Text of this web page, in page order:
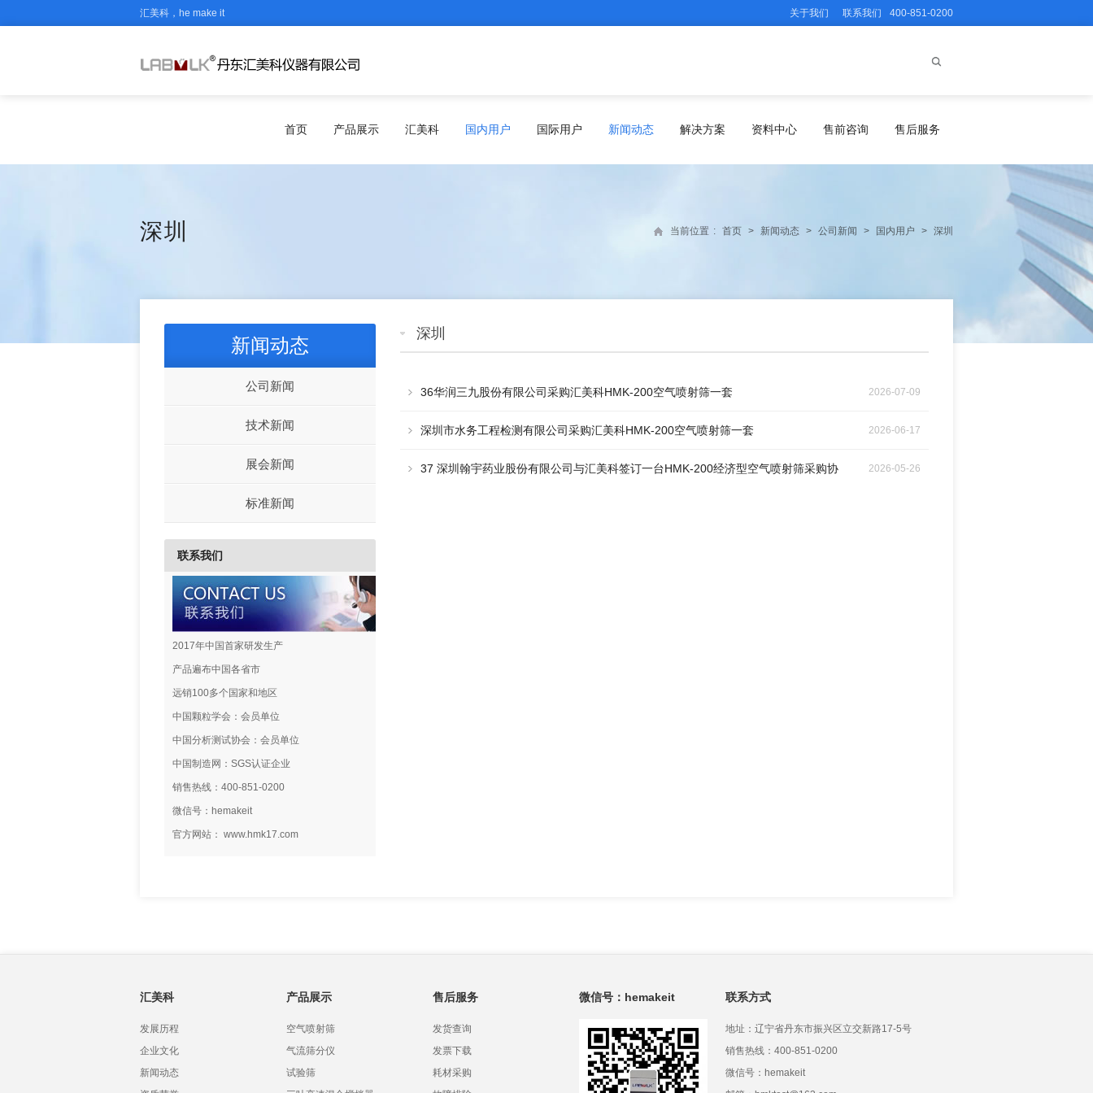
汇美科，he make it 关于我们 联系我们 400-851-0200
首页 产品展示 汇美科 国内用户 国际用户 新闻动态 解决方案 资料中心 售前咨询 售后服务
深圳 当前位置 : 首页 > 新闻动态 > 公司新闻 > 国内用户 > 深圳
深圳
36华润三九股份有限公司采购汇美科HMK-200空气喷射筛一套 2026-07-09
深圳市水务工程检测有限公司采购汇美科HMK-200空气喷射筛一套 2026-06-17
37 深圳翰宇药业股份有限公司与汇美科签订一台HMK-200经济型空气喷射筛采购协 2026-05-26
新闻动态
公司新闻
技术新闻
展会新闻
标准新闻
联系我们
2017年中国首家研发生产
产品遍布中国各省市
远销100多个国家和地区
中国颗粒学会：会员单位
中国分析测试协会：会员单位
中国制造网：SGS认证企业
销售热线：400-851-0200
微信号：hemakeit
官方网站： www.hmk17.com
汇美科
发展历程
企业文化
新闻动态
产品展示
空气喷射筛
气流筛分仪
试验筛
售后服务
发货查询
发票下载
耗材采购
微信号：hemakeit 联系方式
地址：辽宁省丹东市振兴区立交新路17-5号
销售热线：400-851-0200
微信号：hemakeit